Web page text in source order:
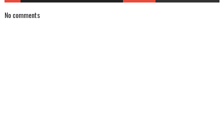
No comments